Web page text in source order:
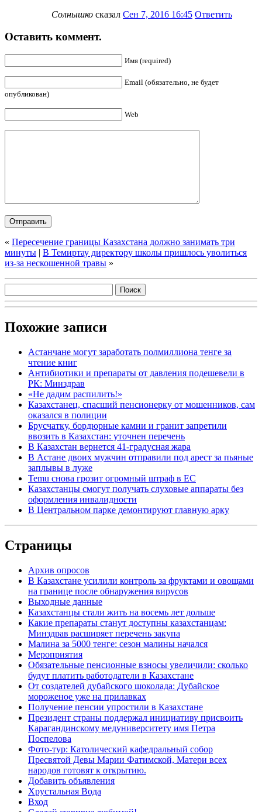
Солнышко сказал Сен 7, 2016 16:45 Ответить
Оставить коммент.
Имя (required)
Email (обязательно, не будет
опубликован)
Web
« Пересечение границы Казахстана должно занимать три
минуты | В Темиртау директору школы пришлось уволиться
из-за нескошенной травы »
Похожие записи
Астанчане могут заработать полмиллиона тенге за
чтение книг
Антибиотики и препараты от давления подешевели в
РК: Минздрав
«Не дадим распилить!»
Казахстанец, спасший пенсионерку от мошенников, сам
оказался в полиции
Брусчатку, бордюрные камни и гранит запретили
ввозить в Казахстан: уточнен перечень
В Казахстан вернется 41-градусная жара
В Астане двоих мужчин отправили под арест за пьяные
заплывы в луже
Temu снова грозит огромный штраф в ЕС
Казахстанцы смогут получать слуховые аппараты без
оформления инвалидности
В Центральном парке демонтируют главную арку
Страницы
Архив опросов
В Казахстане усилили контроль за фруктами и овощами
на границе после обнаружения вирусов
Выходные данные
Казахстанцы стали жить на восемь лет дольше
Какие препараты станут доступны казахстанцам:
Минздрав расширяет перечень закупа
Малина за 5000 тенге: сезон малины начался
Мероприятия
Обязательные пенсионные взносы увеличили: сколько
будут платить работодатели в Казахстане
От создателей дубайского шоколада: Дубайское
мороженое уже на прилавках
Получение пенсии упростили в Казахстане
Президент страны поддержал инициативу присвоить
Карагандинскому медуниверситету имя Петра
Поспелова
Фото-тур: Католический кафедральный собор
Пресвятой Девы Марии Фатимской, Матери всех
народов готовят к открытию.
Добавить объявления
Хрустальная Вода
Вход